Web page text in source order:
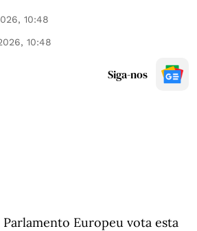
10:48
10:48
Siga-nos
Europeu vota esta